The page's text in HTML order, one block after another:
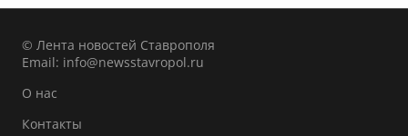
© Лента новостей Ставрополя
Email: info@newsstavropol.ru
О нас
Контакты